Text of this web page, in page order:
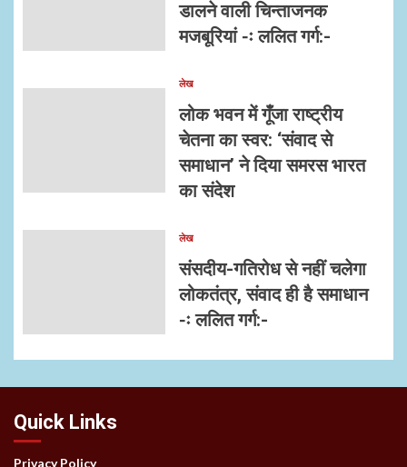
डालने वाली चिन्ताजनक
मजबूरियां -ः ललित गर्ग:-
लेख
लोक भवन में गूँजा राष्ट्रीय
चेतना का स्वर: ‘संवाद से
समाधान’ ने दिया समरस भारत
का संदेश
लेख
संसदीय-गतिरोध से नहीं चलेगा
लोकतंत्र, संवाद ही है समाधान
-ः ललित गर्ग:-
Quick Links
Privacy Policy